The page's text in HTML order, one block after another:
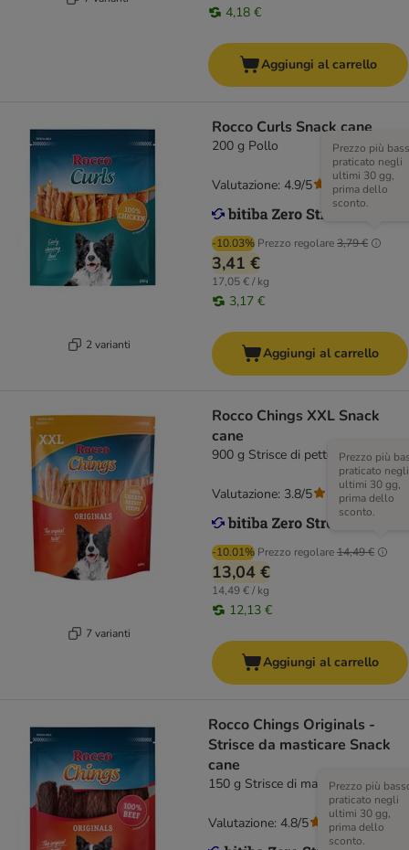
4,18 €
Aggiungi al carrello
2 varianti
Rocco Curls Snack cane
200 g Pollo
-10.03% Prezzo regolare3,79 €
Prezzo più
praticato negli
ultimi 30 gg,
prima dello
sconto.
3,41 €
17,05 € / kg
3,17 €
Valutazione: 4.9/5 (14
Aggiungi al carrello
7 varianti
Rocco Chings XXL Snack
cane
900 g Strisce di petto di pollo
-10.01% Prezzo regolare14,49 €
Prezzo più
praticato negli
ultimi 30 gg,
prima dello
sconto.
13,04 €
14,49 € / kg
12,13 €
Valutazione: 3.8/5 (77
Aggiungi al carrello
Rocco Chings Originals -
Strisce da masticare Snack
cane
150 g Strisce di manzoPrezzo più
praticato negli
ultimi 30 gg,
prima dello
sconto.
Valutazione: 4.8/5 (117